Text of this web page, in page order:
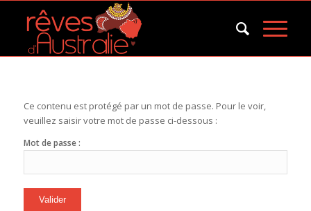
Ce contenu est protégé par un mot de passe. Pour le voir,
veuillez saisir votre mot de passe ci-dessous :
Mot de passe :